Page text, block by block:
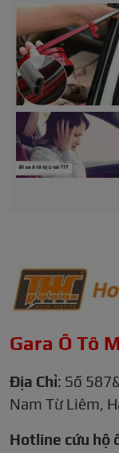
Gara Ô Tô
Địa Chỉ: Số
Nam Từ Liêm,
Hotline cứu hộ